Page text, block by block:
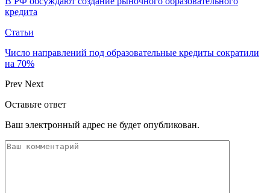
кредита
Статьи
Число направлений под образовательные кредиты сократили
на 70%
Prev Next
Оставьте ответ
Ваш электронный адрес не будет опубликован.